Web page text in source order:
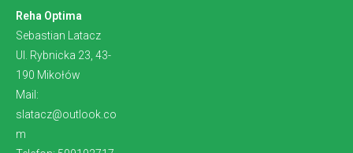
Reha Optima
Sebastian Latacz
Ul. Rybnicka 23, 43-
190 Mikołów
Mail:
slatacz@outlook.co
m